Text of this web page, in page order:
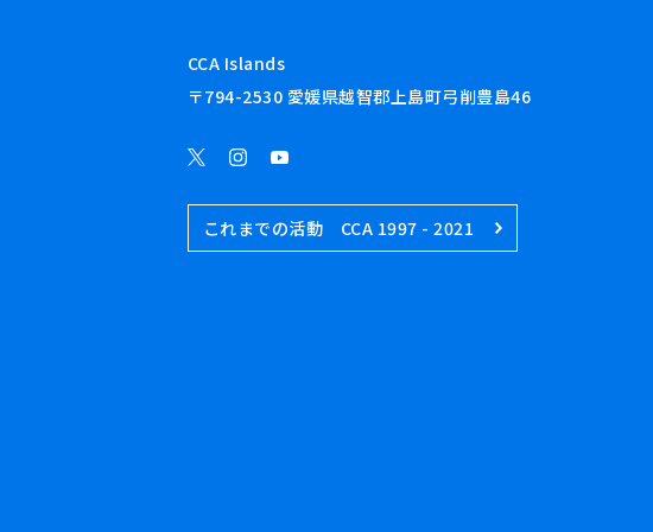
CCA Islands
〒794-2530 愛媛県越智郡上島町弓削豊島46
これまでの活動 CCA 1997 - 2021